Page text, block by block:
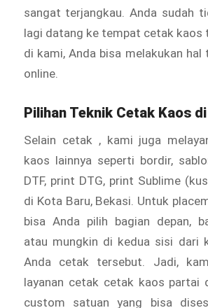
sangat terjangkau. Anda sudah
lagi datang ke tempat cetak kaos
di kami, Anda bisa melakukan hal
online.
Pilihan Teknik Cetak Kaos
Selain cetak , kami juga
kaos lainnya seperti bordir,
DTF, print DTG, print Sublime
di Kota Baru, Bekasi. Untuk
bisa Anda pilih bagian depan,
atau mungkin di kedua sisi dari
Anda cetak tersebut. Jadi,
layanan cetak cetak kaos partai
custom satuan yang bisa